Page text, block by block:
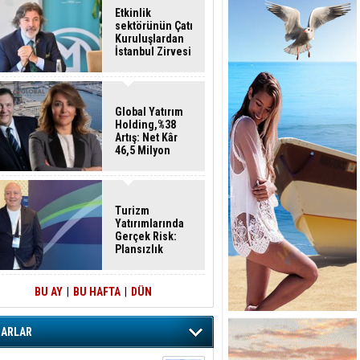
Etkinlik
sektörünün Çatı
Kuruluşlardan
İstanbul Zirvesi
Global Yatırım
Holding,%38
Artış: Net Kâr
46,5 Milyon
Turizm
Yatırımlarında
Gerçek Risk:
Plansızlık
BU AY BU HAFTA DÜN